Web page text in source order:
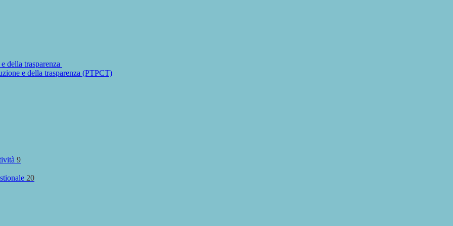
della trasparenza
e della trasparenza (PTPCT)
9
20